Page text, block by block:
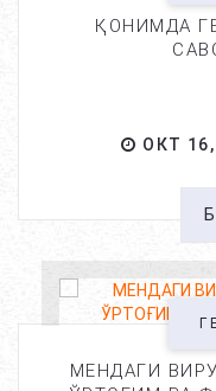
ҚОНИМДА
ОКТ 16,
МЕНДАГИ